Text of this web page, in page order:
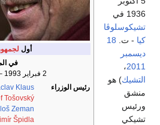
أول
في
2 فبراير 1993 – 2 فبراير 2003
رئيس الوزراء
Klaus
Tošovský
Zeman
Špidla
1936 في
تشيكوسلوڤا
كيا - ت. 18
ديسمبر
2011،
التشيك) هو
منشق
ورئيس
تشيكي